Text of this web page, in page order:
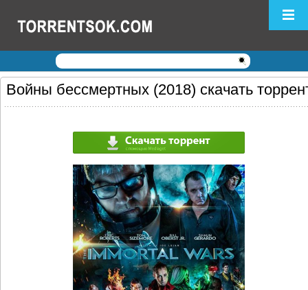
Логин: Пароль:
Регистрация Забыли пароль?
Войны бессмертных (2018) скачать